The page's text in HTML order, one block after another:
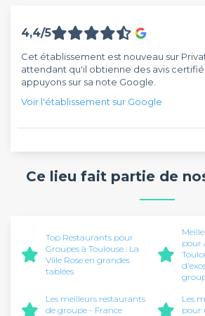
4,4/5
Cet établissement est nouveau sur
attendant qu'il obtienne des avis
appuyons sur sa note Google.
Voir l'établissement sur Google
Ce lieu fait partie de
Top Restaurants pour
Groupes à Toulouse : La
Ville Rose en grandes
tablées
pour
Les meilleurs restaurants
de groupe - France
Les
pour